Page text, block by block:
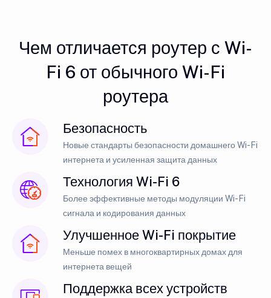
Чем отличается роутер с Wi-
Fi 6 от обычного Wi-Fi
роутера
Безопасность
Новые стандарты безопасности домашнего Wi-Fi
интернета и усиленная защита данных
Технология Wi-Fi 6
Более эффективные методы модуляции Wi-Fi
сигнала и кодирования данных
Улучшенное Wi-Fi покрытие
Меньше помех в многоквартирных домах для
интернета вещей
Поддержка всех устройств